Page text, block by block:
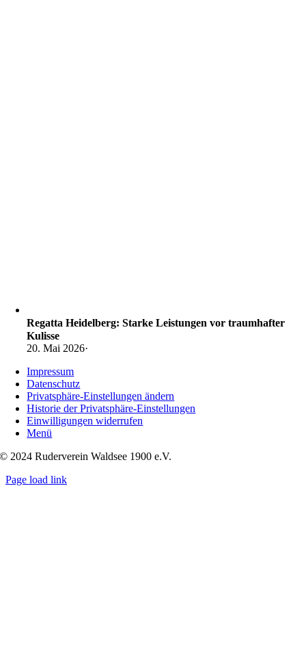
Regatta Heidelberg: Starke Leistungen vor traumhafter
Kulisse
20. Mai 2026·
Impressum
Datenschutz
Privatsphäre-Einstellungen ändern
Historie der Privatsphäre-Einstellungen
Einwilligungen widerrufen
Menü
© 2024 Ruderverein Waldsee 1900 e.V.
Page load link